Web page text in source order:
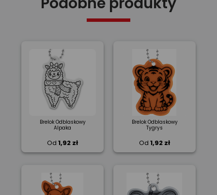
Brelok Odblaskowy
Alpaka
Od 1,92 zł
Brelok Odblaskowy
Tygrys
Od 1,92 zł